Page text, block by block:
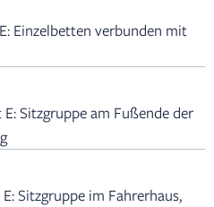
Einzelbetten verbunden mit
Sitzgruppe am Fußende der
Sitzgruppe im Fahrerhaus,